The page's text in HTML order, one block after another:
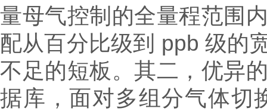
量母气控制的全量程范围
配从百分比级到 ppb 级的
不足的短板。其二，优异
据库，面对多组分气体切